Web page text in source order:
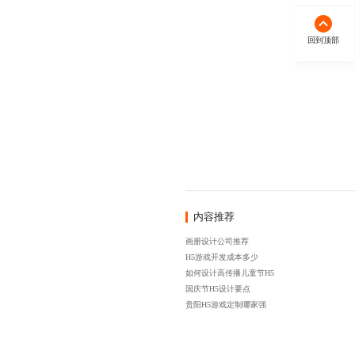
内容推荐
画册设计公司推荐
H5游戏开发成本多少
如何设计高传播儿童节H5
国庆节H5设计要点
贵阳H5游戏定制哪家强
回到顶部